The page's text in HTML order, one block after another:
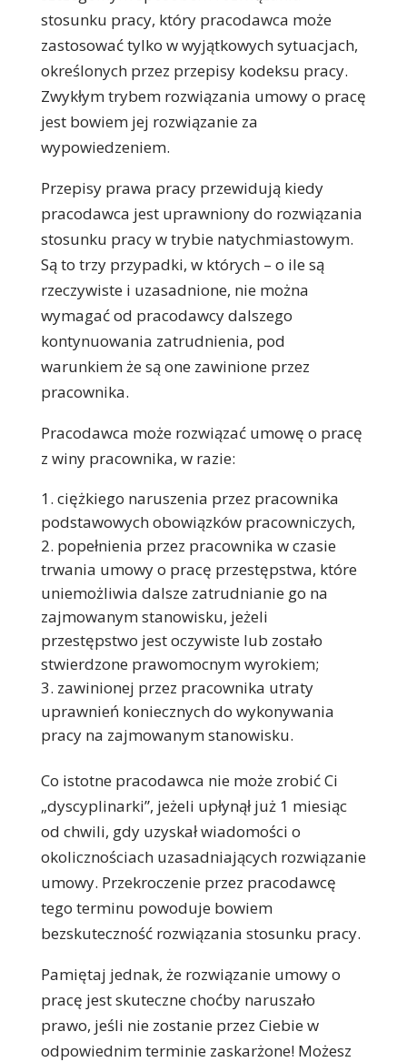
stosunku pracy, który pracodawca może
zastosować tylko w wyjątkowych sytuacjach,
określonych przez przepisy kodeksu pracy.
Zwykłym trybem rozwiązania umowy o pracę
jest bowiem jej rozwiązanie za
wypowiedzeniem.
Przepisy prawa pracy przewidują kiedy
pracodawca jest uprawniony do rozwiązania
stosunku pracy w trybie natychmiastowym.
Są to trzy przypadki, w których – o ile są
rzeczywiste i uzasadnione, nie można
wymagać od pracodawcy dalszego
kontynuowania zatrudnienia, pod
warunkiem że są one zawinione przez
pracownika.
Pracodawca może rozwiązać umowę o pracę
z winy pracownika, w razie:
ciężkiego naruszenia przez pracownika
podstawowych obowiązków pracowniczych,
popełnienia przez pracownika w czasie
trwania umowy o pracę przestępstwa, które
uniemożliwia dalsze zatrudnianie go na
zajmowanym stanowisku, jeżeli
przestępstwo jest oczywiste lub zostało
stwierdzone prawomocnym wyrokiem;
zawinionej przez pracownika utraty
uprawnień koniecznych do wykonywania
pracy na zajmowanym stanowisku.
Co istotne pracodawca nie może zrobić Ci
„dyscyplinarki”, jeżeli upłynął już 1 miesiąc
od chwili, gdy uzyskał wiadomości o
okolicznościach uzasadniających rozwiązanie
umowy. Przekroczenie przez pracodawcę
tego terminu powoduje bowiem
bezskuteczność rozwiązania stosunku pracy.
Pamiętaj jednak, że rozwiązanie umowy o
pracę jest skuteczne choćby naruszało
prawo, jeśli nie zostanie przez Ciebie w
odpowiednim terminie zaskarżone! Możesz